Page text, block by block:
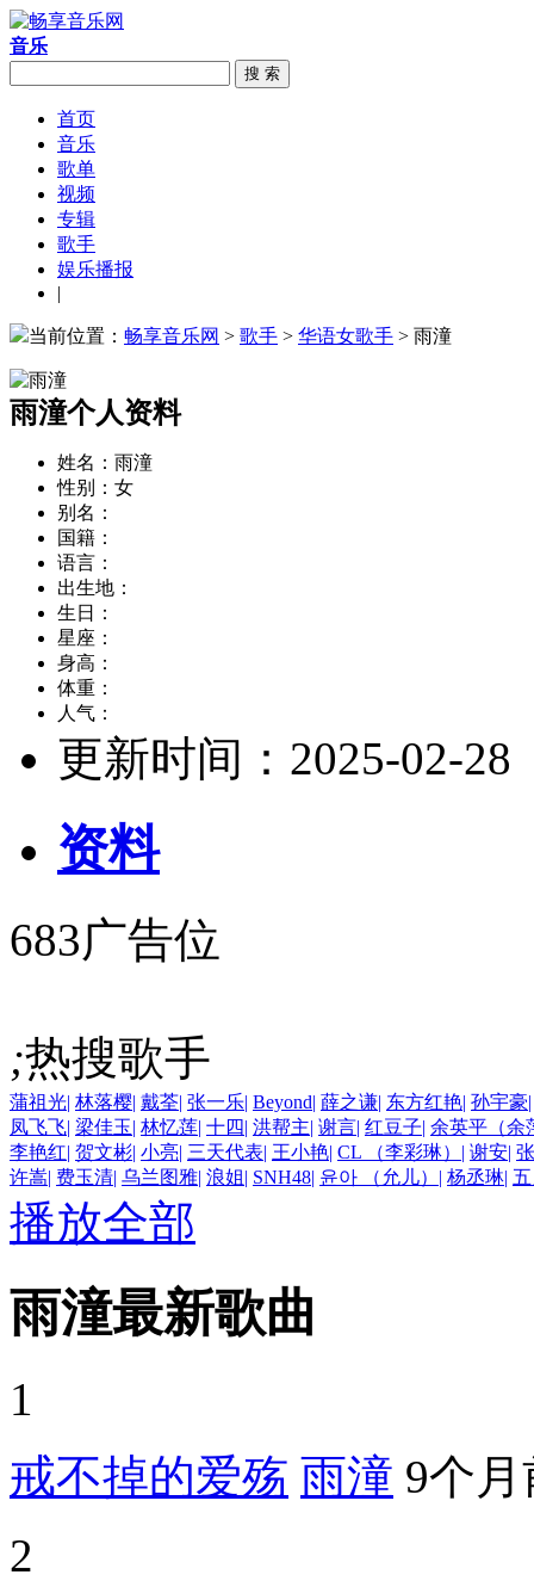
音乐
搜 索
首页
音乐
歌单
视频
专辑
歌手
娱乐播报
|
当前位置： 畅享音乐网 > 歌手 > 华语女歌手 > 雨潼
雨潼个人资料
姓名： 雨潼
性别： 女
别名：
国籍：
语言：
出生地：
生日：
星座：
身高：
体重：
人气：
更新时间： 2025-02-28
资料
683广告位
;热搜歌手
蒲祖光| 林落樱| 戴荃| 张一乐| Beyond| 薛之谦| 东方红艳| 孙宇豪|
凤飞飞| 梁佳玉| 林忆莲| 十四| 洪帮主| 谢言| 红豆子| 余英平（余
李艳红| 贺文彬| 小亮| 三天代表| 王小艳| CL （李彩琳） | 谢安|
许嵩| 费玉清| 乌兰图雅| 浪姐| SNH48| 윤아 （允儿） | 杨丞琳|
播放全部
雨潼最新歌曲
1
戒不掉的爱殇 雨潼 9个月
2